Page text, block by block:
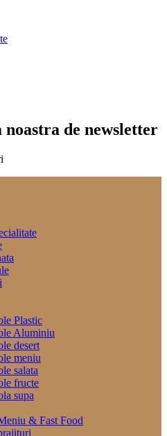
de newsletter
Plastic
Aluminiu
desert
meniu
salata
fructe
supa
& Fast Food